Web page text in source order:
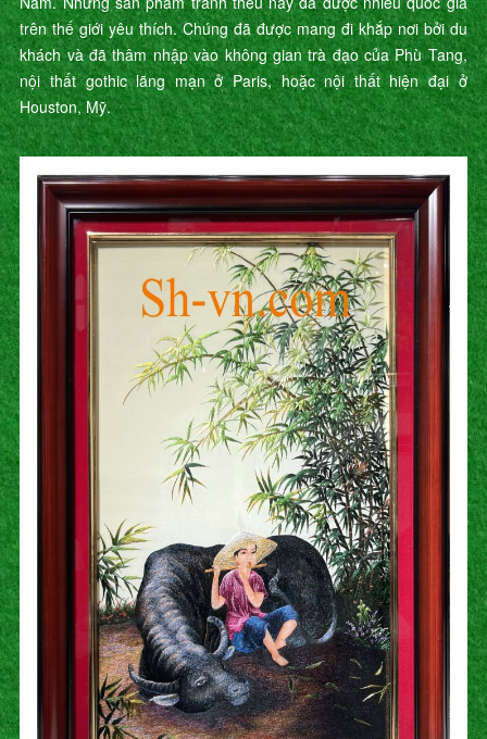
trên thế giới yêu thích. Chúng đã được mang đi khắp nơi bởi du
khách và đã thâm nhập vào không gian trà đạo của Phù Tang,
nội thất gothic lãng mạn ở Paris, hoặc nội thất hiện đại ở
Houston, Mỹ.